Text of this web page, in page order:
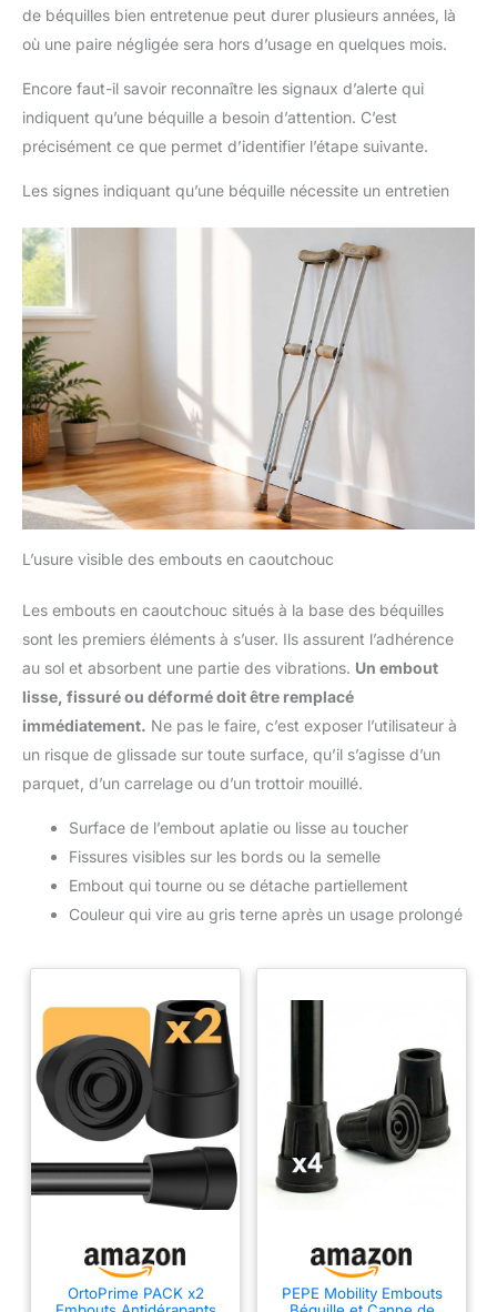
de béquilles bien entretenue peut durer plusieurs années, là
où une paire négligée sera hors d’usage en quelques mois.
Encore faut-il savoir reconnaître les signaux d’alerte qui
indiquent qu’une béquille a besoin d’attention. C’est
précisément ce que permet d’identifier l’étape suivante.
Les signes indiquant qu’une béquille nécessite un entretien
L’usure visible des embouts en caoutchouc
Les embouts en caoutchouc situés à la base des béquilles
sont les premiers éléments à s’user. Ils assurent l’adhérence
au sol et absorbent une partie des vibrations. Un embout
lisse, fissuré ou déformé doit être remplacé
immédiatement. Ne pas le faire, c’est exposer l’utilisateur à
un risque de glissade sur toute surface, qu’il s’agisse d’un
parquet, d’un carrelage ou d’un trottoir mouillé.
Surface de l’embout aplatie ou lisse au toucher
Fissures visibles sur les bords ou la semelle
Embout qui tourne ou se détache partiellement
Couleur qui vire au gris terne après un usage prolongé
OrtoPrime PACK x2
PEPE Mobility Embouts